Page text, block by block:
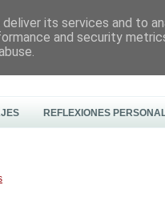
REFLEXIONES
its services and to
and security